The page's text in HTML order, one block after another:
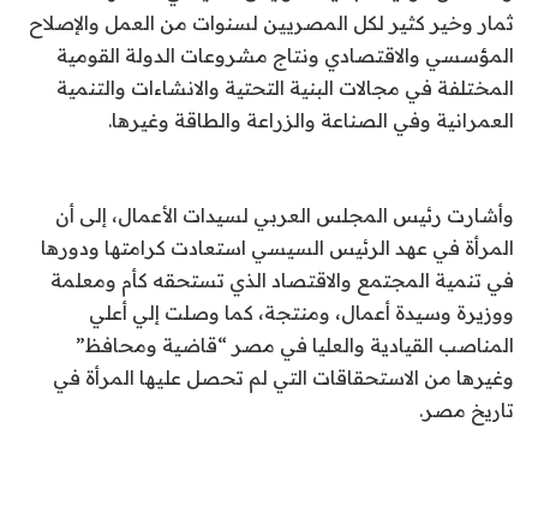
ثمار وخير كثير لكل المصريين لسنوات من العمل والإصلاح
المؤسسي والاقتصادي ونتاج مشروعات الدولة القومية
المختلفة في مجالات البنية التحتية والانشاءات والتنمية
العمرانية وفي الصناعة والزراعة والطاقة وغيرها.
وأشارت رئيس المجلس العربي لسيدات الأعمال، إلى أن
المرأة في عهد الرئيس السيسي استعادت كرامتها ودورها
في تنمية المجتمع والاقتصاد الذي تستحقه كأم ومعلمة
ووزيرة وسيدة أعمال، ومنتجة، كما وصلت إلي أعلي
المناصب القيادية والعليا في مصر “قاضية ومحافظ”
وغيرها من الاستحقاقات التي لم تحصل عليها المرأة في
تاريخ مصر.